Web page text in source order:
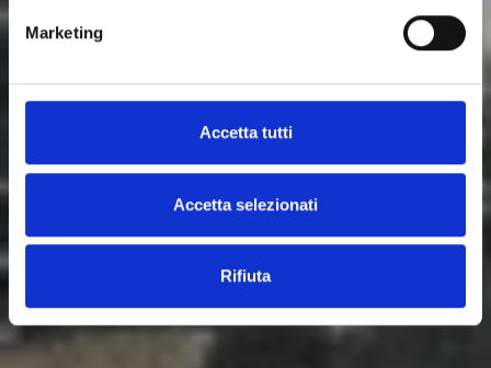
Marketing
Accetta tutti
Accetta selezionati
Rifiuta